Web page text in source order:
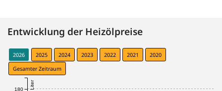
Entwicklung der Heizölpreise
2026 2025 2024 2023 2022 2021
2020
Gesamter Zeitraum
180